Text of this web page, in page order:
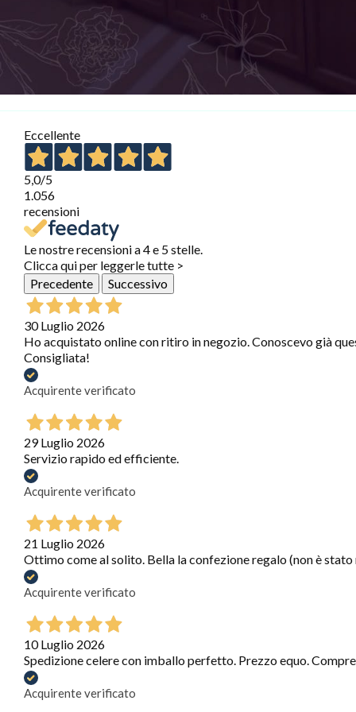
Eccellente
5,0/5
1.056
recensioni
Le nostre recensioni a 4 e 5 stelle.
Clicca qui per leggerle tutte >
Precedente
Successivo
30 Luglio 2026
Ho acquistato online con ritiro in negozio. Conoscevo già
Consigliata!
Acquirente verificato
29 Luglio 2026
Servizio rapido ed efficiente.
Acquirente verificato
21 Luglio 2026
Ottimo come al solito. Bella la confezione regalo (non è
Acquirente verificato
10 Luglio 2026
Spedizione celere con imballo perfetto. Prezzo equo.
Acquirente verificato